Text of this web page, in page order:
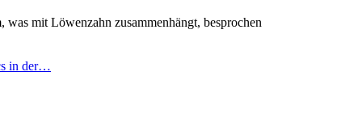
mit Löwenzahn zusammenhängt, besprochen
in der…